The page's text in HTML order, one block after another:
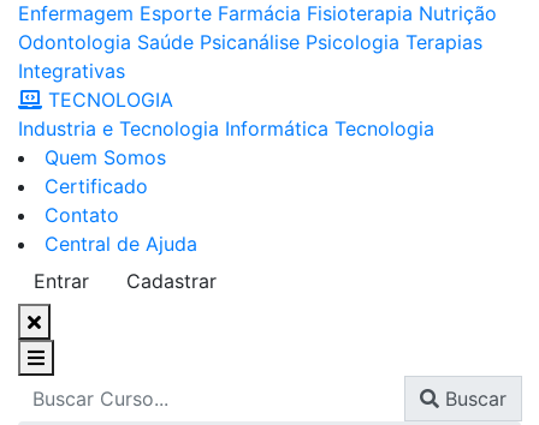
Enfermagem Esporte Farmácia Fisioterapia Nutrição
Odontologia Saúde Psicanálise Psicologia Terapias
Integrativas
TECNOLOGIA
Industria e Tecnologia Informática Tecnologia
Quem Somos
Certificado
Contato
Central de Ajuda
Entrar
Cadastrar
Buscar